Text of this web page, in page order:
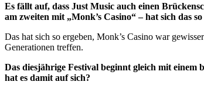
Es fällt auf, dass Just Music auch einen
am zweiten mit „Monk’s Casino“ – hat sich das
Das hat sich so ergeben, Monk’s Casino war
Generationen treffen.
Das diesjährige Festival beginnt gleich mit einem
hat es damit auf sich?